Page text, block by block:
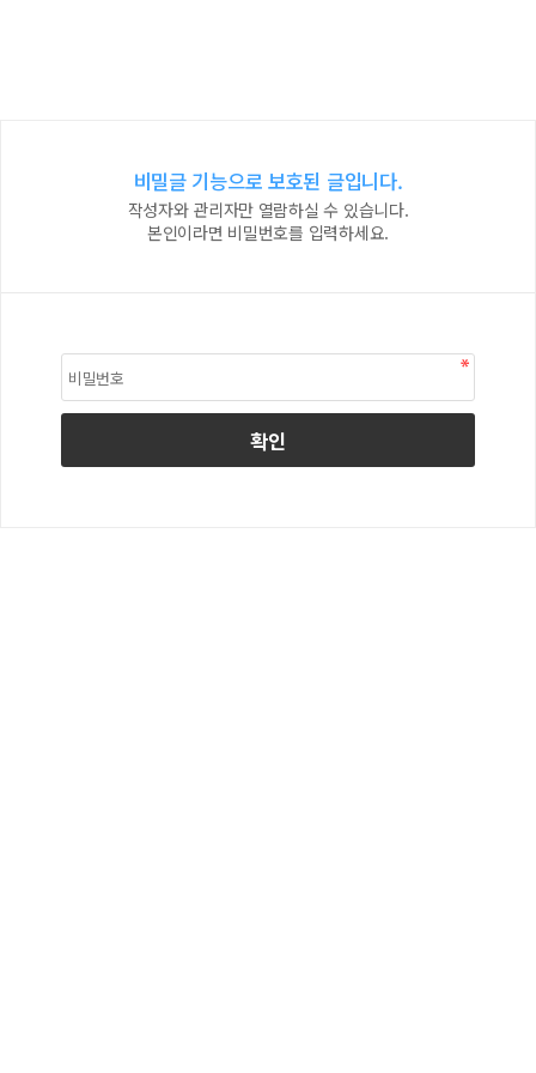
비밀글 기능으로 보호된 글입니다.
작성자와 관리자만 열람하실 수 있습니다.
본인이라면 비밀번호를 입력하세요.